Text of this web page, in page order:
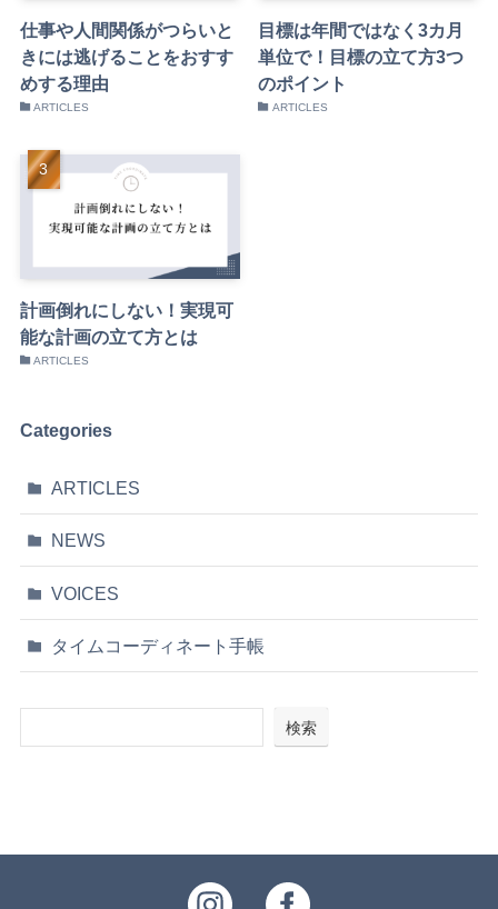
仕事や人間関係がつらいと
きには逃げることをおすす
めする理由
ARTICLES
目標は年間ではなく3カ月
単位で！目標の立て方3つ
のポイント
ARTICLES
計画倒れにしない！実現可
能な計画の立て方とは
ARTICLES
Categories
ARTICLES
NEWS
VOICES
タイムコーディネート手帳
検索